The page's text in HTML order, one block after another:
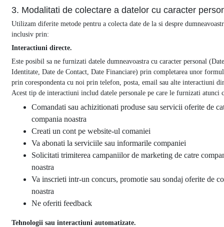
3. Modalitati de colectare a datelor cu caracter
Utilizam diferite metode pentru a colecta date de la si despre
inclusiv prin:
Interactiuni directe.
Este posibil sa ne furnizati datele dumneavoastra cu caracter personal
Identitate, Date de Contact, Date Financiare) prin completarea unor
prin corespondenta cu noi prin telefon, posta, email sau alte interactiuni
Acest tip de interactiuni includ datele personale pe care le furnizati atunci
Comandati sau achizitionati produse sau servicii oferite de
compania noastra
Creati un cont pe website-ul comaniei
Va abonati la serviciile sau informarile companiei
Solicitati trimiterea campaniilor de marketing de catre
noastra
Va inscrieti intr-un concurs, promotie sau sondaj oferite de
noastra
Ne oferiti feedback
Tehnologii sau interactiuni automatizate.